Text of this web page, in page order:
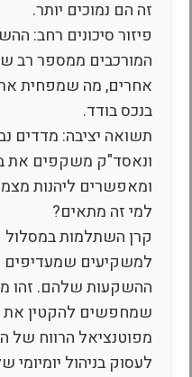
זה הם נמוכים יותר.
פיזור סיכונים רחב:
המורכבים ממספר רב
אחרים, מה שמפחית
בנכס בודד.
ונאסד"ק משקפים את
ומאפשרים ליהנות
למי זה מתאים?
קרן השתלמות במסלול
למשקיעים שמעדיפים
ההשקעות שלהם. זהו
שמחפשים להקטין את
מפוטנציאל הרווח של
לעסוק בניהול